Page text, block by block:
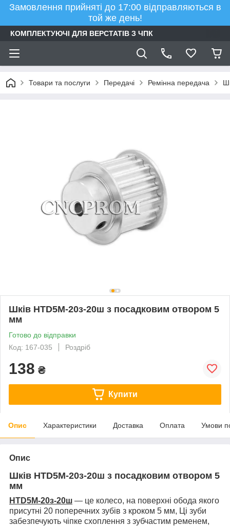
Замовлення прийняті до 17:00 відправляються в
той же день!
КОМПЛЕКТУЮЧІ ДЛЯ ВЕРСТАТІВ З ЧПК
Товари та послуги Передачі Ремінна передача
Шків HTD5M-20з-20ш з посадковим отвором 5
мм
Готово до відправки
Код: 167-035
Роздріб
138 ₴
Купити
Опис Характеристики Доставка Оплата Умови
Опис
Шків HTD5M-20з-20ш з посадковим отвором 5
мм
HTD5M-20з-20ш — це колесо, на поверхні обода якого
присутні 20 поперечних зубів з кроком 5 мм, Ці зуби
забезпечують чіпке схоплення з зубчастим ременем,